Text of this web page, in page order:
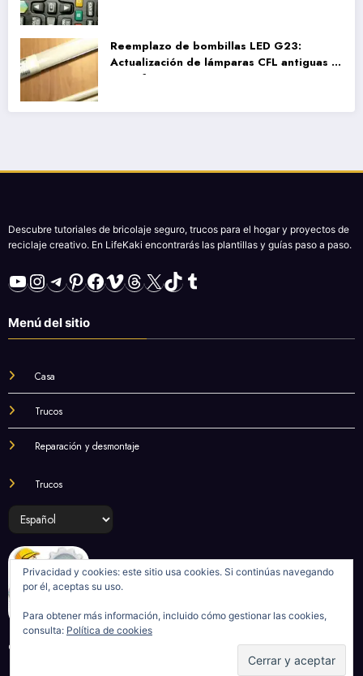
Reemplazo de bombillas LED G23:
Actualización de lámparas CFL antiguas a
LED eficiente
Descubre tutoriales de bricolaje seguro, trucos para el hogar y proyectos de
reciclaje creativo. En LifeKaki encontrarás las plantillas y guías paso a paso.
YouTube
Instagram
Telegram
Pinterest
Facebook
Vimeo
Threads
X TikTokTumblr
Menú del sitio
Casa
Trucos
Reparación y desmontaje
Trucos
Elegir
©
Privacidad y cookies: este sitio usa cookies. Si continúas navegando
por él, aceptas su uso.
Para obtener más información, incluido cómo gestionar las cookies,
consulta: Política de cookies